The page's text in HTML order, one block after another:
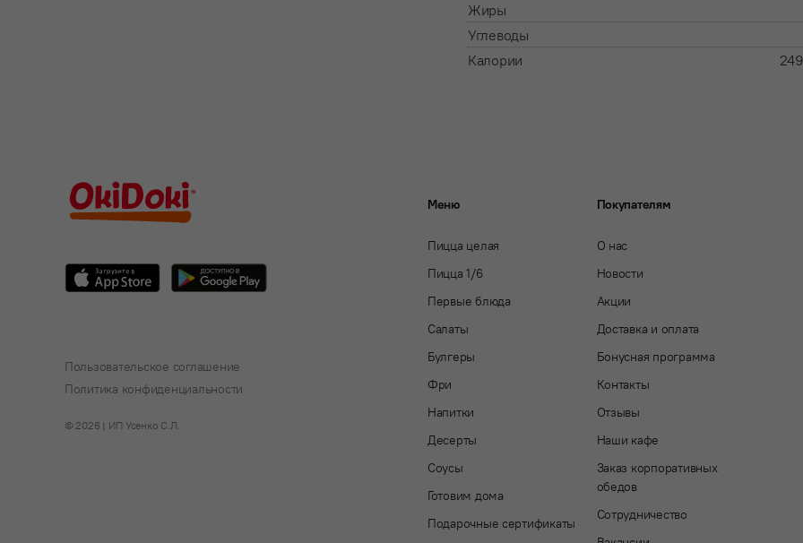
Жиры
Углеводы
Калории
Пользовательское соглашение
Политика конфиденциальности
© 2026 | ИП Усенко С.Л.
Меню
Пицца целая
Пицца 1/6
Первые блюда
Салаты
Булгеры
Фри
Напитки
Десерты
Соусы
Готовим дома
Подарочные сертификаты
Покупателям
О нас
Новости
Акции
Доставка и оплата
Бонусная программа
Контакты
Отзывы
Наши кафе
Заказ корпоративных
обедов
Сотрудничество